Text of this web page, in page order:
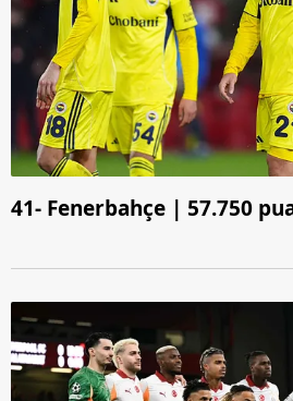
41- Fenerbahçe | 57.750